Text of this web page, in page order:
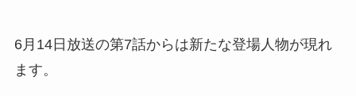
6月14日放送の第7話からは新たな登場人物が現れ
ます。